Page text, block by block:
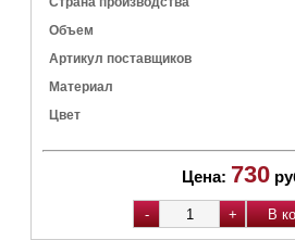
Объем
Артикул поставщиков
Материал
Цвет
Цена: 730